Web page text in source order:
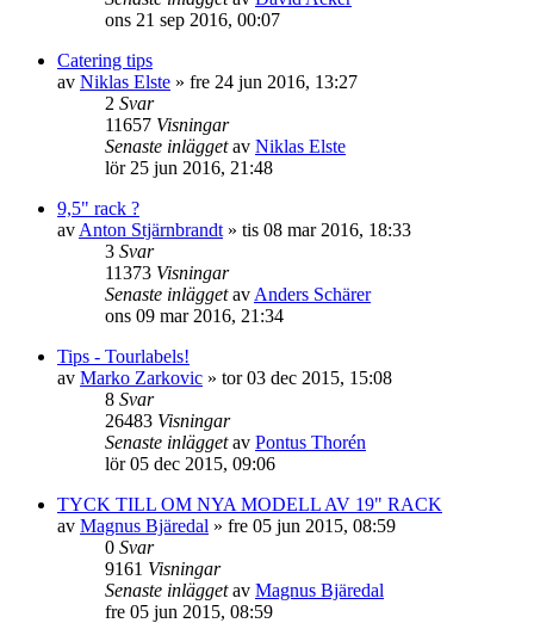
ons 21 sep 2016, 00:07
Catering tips
av Niklas Elste » fre 24 jun 2016, 13:27
2 Svar
11657 Visningar
Senaste inläggetav Niklas Elste
lör 25 jun 2016, 21:48
9,5" rack ?
av Anton Stjärnbrandt » tis 08 mar 2016, 18:33
3 Svar
11373 Visningar
Senaste inläggetav Anders Schärer
ons 09 mar 2016, 21:34
Tips - Tourlabels!
av Marko Zarkovic » tor 03 dec 2015, 15:08
8 Svar
26483 Visningar
Senaste inläggetav Pontus Thorén
lör 05 dec 2015, 09:06
TYCK TILL OM NYA MODELL AV 19" RACK
av Magnus Bjäredal » fre 05 jun 2015, 08:59
0 Svar
9161 Visningar
Senaste inläggetav Magnus Bjäredal
fre 05 jun 2015, 08:59